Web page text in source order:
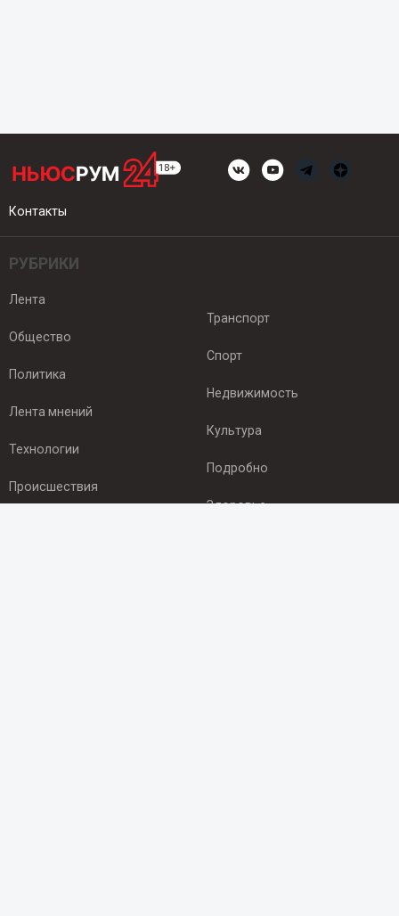
Контакты
РУБРИКИ
Лента
Общество
Политика
Лента мнений
Технологии
Происшествия
Транспорт
Спорт
Недвижимость
Культура
Подробно
Здоровье